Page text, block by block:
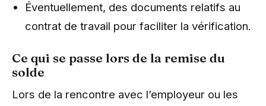
Éventuellement, des documents relatifs au
contrat de travail pour faciliter la vérification.
Ce qui se passe lors de la remise du
solde
Lors de la rencontre avec l’employeur ou les